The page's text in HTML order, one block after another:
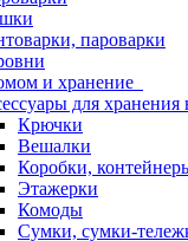
пароварки
и хранение
для хранения
Крючки
Вешалки
Коробки,
Этажерки
Комоды
Сумки, сумки-